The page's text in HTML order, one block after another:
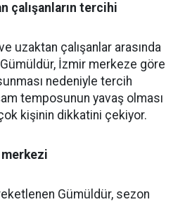
çalışanların tercihi
uzaktan çalışanlar arasında
İzmir merkeze göre
nedeniyle tercih
temposunun yavaş olması
kişinin dikkatini çekiyor.
merkezi
Gümüldür, sezon